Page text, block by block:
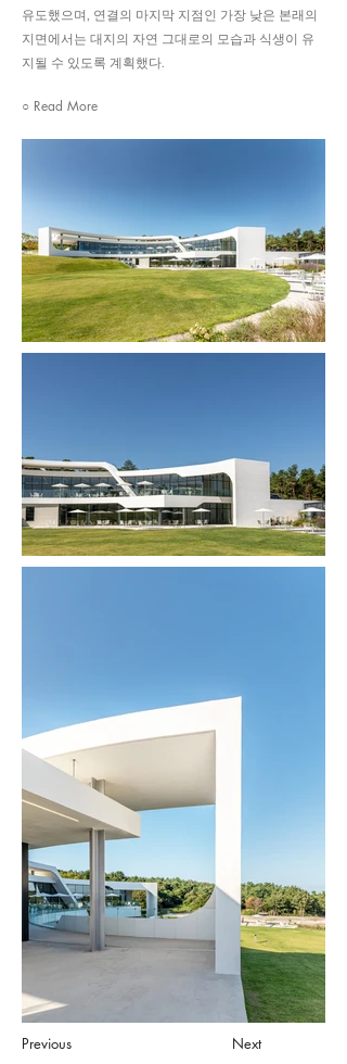
유도했으며, 연결의 마지막 지점인 가장 낮은 본래의
지면에서는 대지의 자연 그대로의 모습과 식생이 유
지될 수 있도록 계획했다.
○ Read More
Previous Next